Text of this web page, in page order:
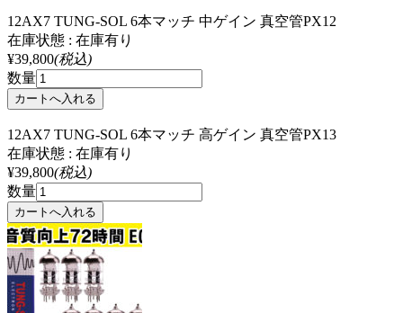
12AX7 TUNG-SOL 6本マッチ 中ゲイン 真空管PX12
在庫状態 : 在庫有り
¥39,800(税込)
数量
12AX7 TUNG-SOL 6本マッチ 高ゲイン 真空管PX13
在庫状態 : 在庫有り
¥39,800(税込)
数量